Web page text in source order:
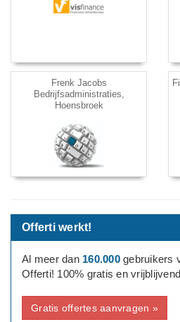
Frenk Jacobs
Bedrijfsadministraties,
Hoensbroek
Offerti werkt!
Al meer dan 160.000gebruikers
Offerti! 100% gratis en
Gratis offertes aanvragen »